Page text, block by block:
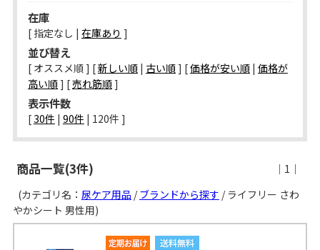
在庫
[ 指定なし | 在庫あり ]
並び替え
[ オススメ順 ] [新しい順| 古い順] [価格が安い順| 価格が
高い順] [売れ筋順]
表示件数
[ 30件 | 90件 | 120件 ]
商品一覧(3件)
｜1｜
(カテゴリ名： 尿ケア用品 /ブランドから探す / ライフリー さわ
やかシート 男性用)